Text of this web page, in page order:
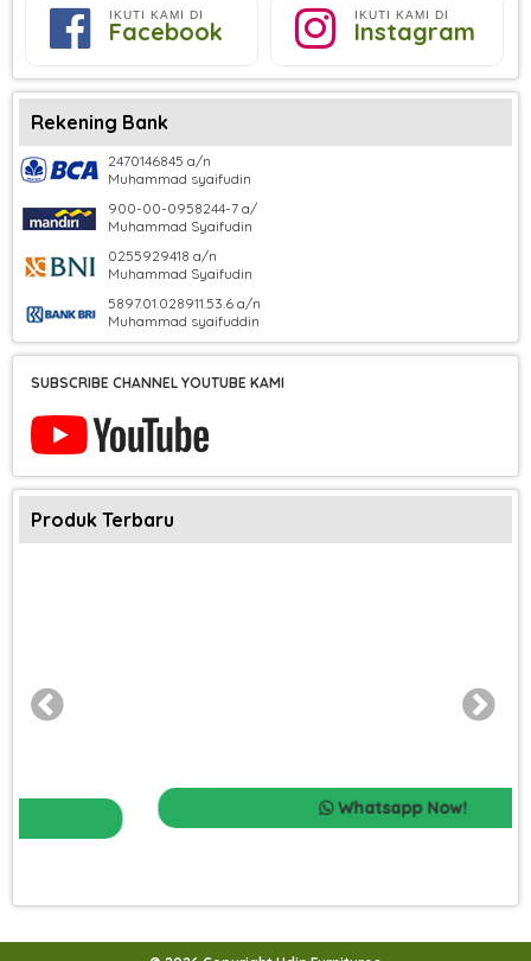
IKUTI KAMI DI
Facebook
IKUTI KAMI DI
Instagram
Rekening Bank
2470146845 a/n
Muhammad syaifudin
900-00-0958244-7 a/
Muhammad Syaifudin
0255929418 a/n
Muhammad Syaifudin
5897.01.028911.53.6 a/n
Muhammad syaifuddin
SUBSCRIBE CHANNEL YOUTUBE KAMI
Produk Terbaru
Whatsapp Now!